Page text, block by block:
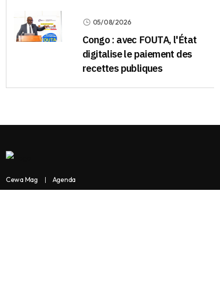
05/08/2026
Congo : avec FOUTA, l'État
digitalise le paiement des
recettes publiques
Cewa Mag Agenda